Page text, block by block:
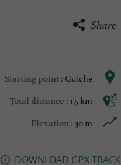
Share
Starting point : Guiche
Total distance : 1,5 km
Elevation : 30 m
DOWNLOAD GPX TRACK